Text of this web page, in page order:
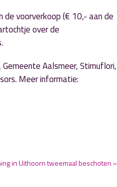
voorverkoop (€ 10,- aan de
over de
Aalsmeer, Stimuflori,
Meer informatie:
in Uithoorn tweemaal beschoten »